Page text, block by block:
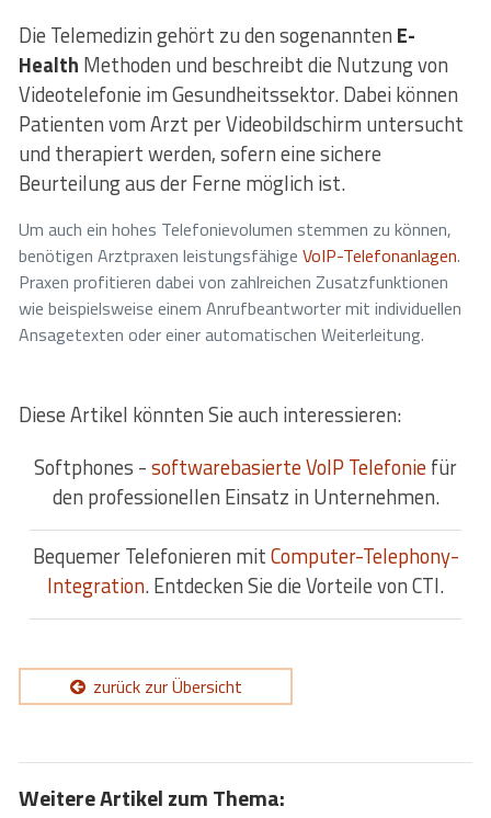
Die Telemedizin gehört zu den sogenannten E-
Health Methoden und beschreibt die Nutzung von
Videotelefonie im Gesundheitssektor. Dabei können
Patienten vom Arzt per Videobildschirm untersucht
und therapiert werden, sofern eine sichere
Beurteilung aus der Ferne möglich ist.
Um auch ein hohes Telefonievolumen stemmen zu können,
benötigen Arztpraxen leistungsfähige VoIP-Telefonanlagen.
Praxen profitieren dabei von zahlreichen Zusatzfunktionen
wie beispielsweise einem Anrufbeantworter mit individuellen
Ansagetexten oder einer automatischen Weiterleitung.
Diese Artikel könnten Sie auch interessieren:
Softphones -softwarebasierte VoIP Telefoniefür
den professionellen Einsatz in Unternehmen.
Bequemer Telefonieren mitComputer-Telephony-
Integration. Entdecken Sie die Vorteile von CTI.
zurück zur Übersicht
Weitere Artikel zum Thema: